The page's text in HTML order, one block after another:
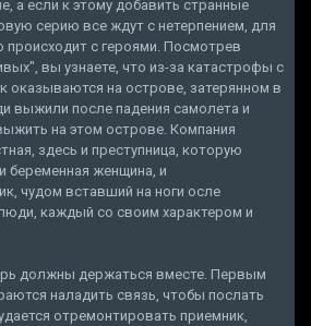
а если к этому добавить странные
серию все ждут с нетерпением, для
происходит с героями. Посмотрев
вы узнаете, что из-за катастрофы с
оказываются на острове, затерянном в
выжили после падения самолета и
на этом острове. Компания
здесь и преступница, которую
беременная женщина, и
чудом вставший на ноги осле
каждый со своим характером и
должны держаться вместе. Первым
наладить связь, чтобы послать
отремонтировать приемник,